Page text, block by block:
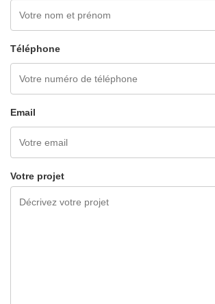
Téléphone
Email
Votre projet